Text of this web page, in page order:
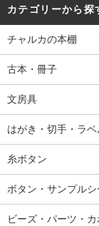
カテゴリーから探
チャルカの本棚
古本・冊子
文房具
はがき・切手・ラ
糸ボタン
ボタン・サンプルシ
ビーズ・パーツ・